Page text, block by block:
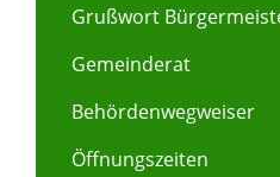
Grußwort
Gemeinderat
Behördenwegweiser
Öffnungszeiten